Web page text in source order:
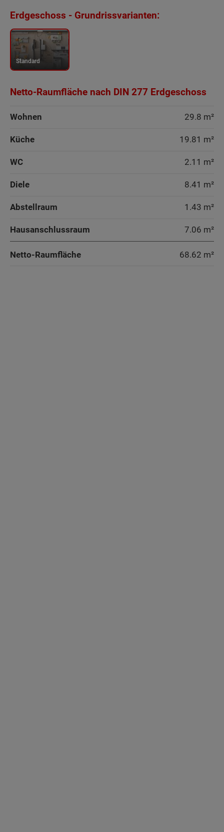
Erdgeschoss - Grundrissvarianten:
Standard
Netto-Raumfläche nach DIN 277 Erdgeschoss
Wohnen 29.8 m²
Küche 19.81 m²
WC 2.11 m²
Diele 8.41 m²
Abstellraum 1.43 m²
Hausanschlussraum 7.06 m²
Netto-Raumfläche 68.62 m²